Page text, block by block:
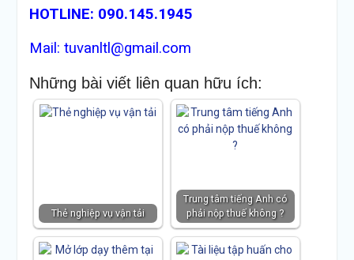
HOTLINE: 090.145.1945
Mail: tuvanltl@gmail.com
Những bài viết liên quan hữu ích:
Thẻ nghiệp vụ vận tải
Trung tâm tiếng Anh có
phải nộp thuế không ?